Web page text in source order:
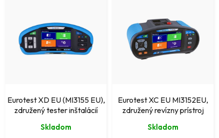
k
t
o
d
Eurotest XD EU (MI3155 EU),
združený tester inštalácií
Skladom
Eurotest XC EU MI3152EU,
združený revízny prístroj
Skladom